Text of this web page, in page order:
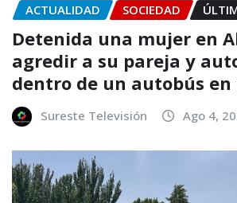
ACTUALIDAD SOCIEDAD
Detenida una mujer en
agredir a su pareja y
dentro de un autobús en
Sureste Televisión Ago 4,